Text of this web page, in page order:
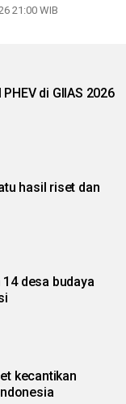
21:00 WIB
di GIIAS 2026
hasil riset dan
desa budaya
kecantikan